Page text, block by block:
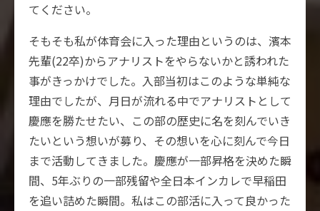
てください。
そもそも私が体育会に入った理由というのは、濱本
先輩(22卒)からアナリストをやらないかと誘われた
事がきっかけでした。入部当初はこのような単純な
理由でしたが、月日が流れる中でアナリストとして
慶應を勝たせたい、この部の歴史に名を刻んでいき
たいという想いが募り、その想いを心に刻んで今日
まで活動してきました。慶應が一部昇格を決めた瞬
間、5年ぶりの一部残留や全日本インカレで早稲田
を追い詰めた瞬間。私はこの部活に入って良かった